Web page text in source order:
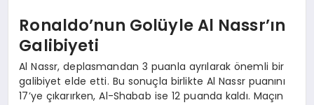
Ronaldo’nun Golüyle Al Nassr’ın
Galibiyeti
Al Nassr, deplasmandan 3 puanla ayrılarak önemli bir
galibiyet elde etti. Bu sonuçla birlikte Al Nassr puanını
17’ye çıkarırken, Al-Shabab ise 12 puanda kaldı. Maçın